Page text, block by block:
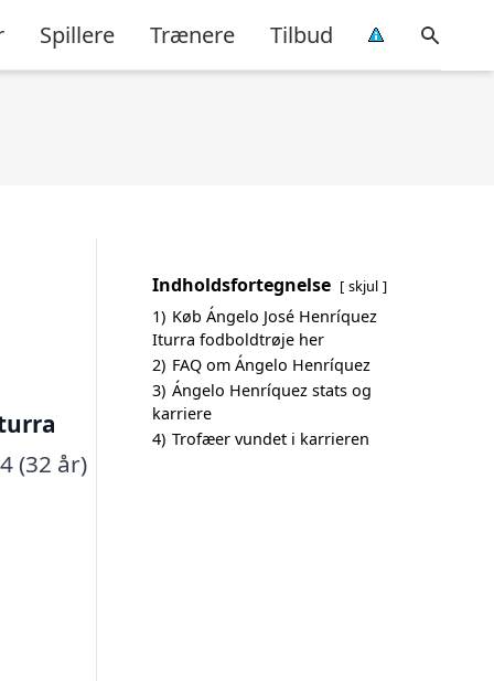
Spillere Trænere Tilbud
(32 år)
Indholdsfortegnelse skjul
1) Køb Ángelo José Henríquez
Iturra fodboldtrøje her
2) FAQ om Ángelo Henríquez
3) Ángelo Henríquez stats og
karriere
4) Trofæer vundet i karrieren